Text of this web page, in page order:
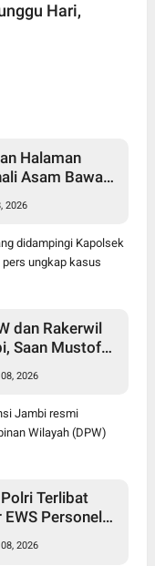
Hari,
Halaman
Asam Bawah
2026
didampingi Kapolsek
ungkap kasus
dan Rakerwil
Saan Mustofa
2029 Target
2026
Jambi resmi
Wilayah (DPW)
Terlibat
Personel
2026